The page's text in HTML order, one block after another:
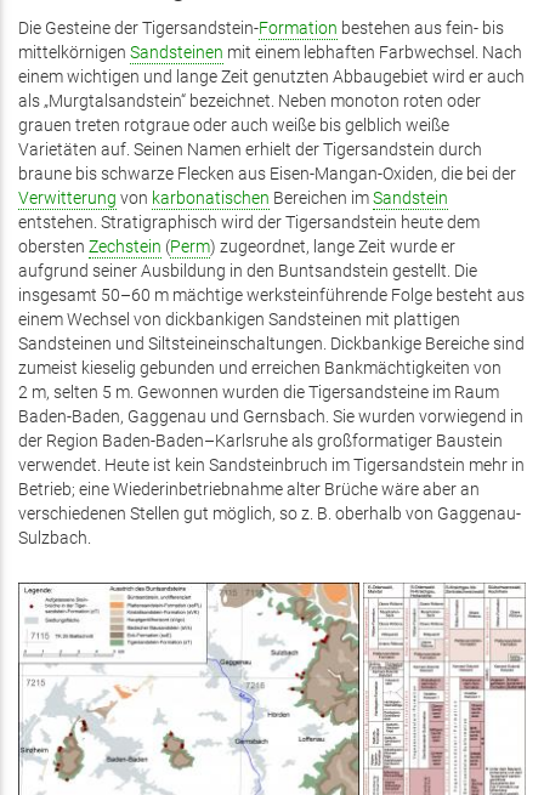
Die Gesteine der Tigersandstein-Formation bestehen aus fein- bis
mittelkörnigen Sandsteinen mit einem lebhaften Farbwechsel. Nach
einem wichtigen und lange Zeit genutzten Abbaugebiet wird er auch
als „Murgtalsandstein“ bezeichnet. Neben monoton roten oder
grauen treten rotgraue oder auch weiße bis gelblich weiße
Varietäten auf. Seinen Namen erhielt der Tigersandstein durch
braune bis schwarze Flecken aus Eisen-Mangan-Oxiden, die bei der
Verwitterung von karbonatischen Bereichen imSandstein
entstehen. Stratigraphisch wird der Tigersandstein heute dem
obersten Zechstein (Perm) zugeordnet, lange Zeit wurde er
aufgrund seiner Ausbildung in den Buntsandstein gestellt. Die
insgesamt 50–60 m mächtige werksteinführende Folge besteht aus
einem Wechsel von dickbankigen Sandsteinen mit plattigen
Sandsteinen und Siltsteineinschaltungen. Dickbankige Bereiche sind
zumeist kieselig gebunden und erreichen Bankmächtigkeiten von
2 m, selten 5 m. Gewonnen wurden die Tigersandsteine im Raum
Baden-Baden, Gaggenau und Gernsbach. Sie wurden vorwiegend in
der Region Baden-Baden–Karlsruhe als großformatiger Baustein
verwendet. Heute ist kein Sandsteinbruch im Tigersandstein mehr in
Betrieb; eine Wiederinbetriebnahme alter Brüche wäre aber an
verschiedenen Stellen gut möglich, so z. B. oberhalb von Gaggenau-
Sulzbach.